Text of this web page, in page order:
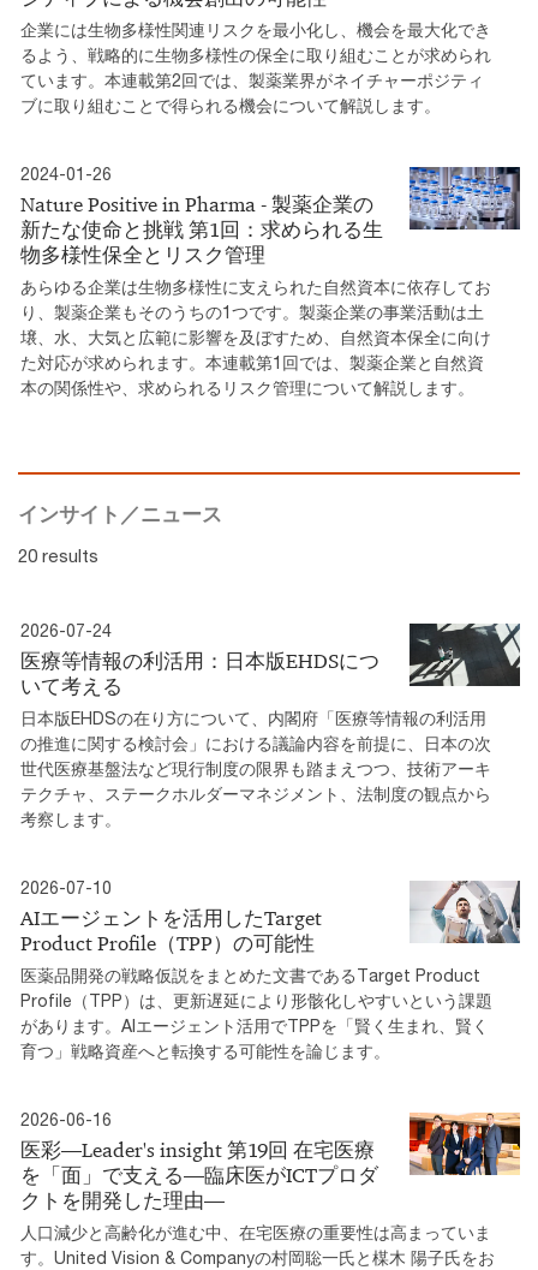
企業には生物多様性関連リスクを最小化し、機会を最大化でき
るよう、戦略的に生物多様性の保全に取り組むことが求められ
ています。本連載第2回では、製薬業界がネイチャーポジティ
ブに取り組むことで得られる機会について解説します。
2024-01-26
Nature Positive in Pharma - 製薬企業の
新たな使命と挑戦 第1回：求められる生
物多様性保全とリスク管理
あらゆる企業は生物多様性に支えられた自然資本に依存してお
り、製薬企業もそのうちの1つです。製薬企業の事業活動は土
壌、水、大気と広範に影響を及ぼすため、自然資本保全に向け
た対応が求められます。本連載第1回では、製薬企業と自然資
本の関係性や、求められるリスク管理について解説します。
インサイト／ニュース
20 results
2026-07-24
医療等情報の利活用：日本版EHDSにつ
いて考える
日本版EHDSの在り方について、内閣府「医療等情報の利活用
の推進に関する検討会」における議論内容を前提に、日本の次
世代医療基盤法など現行制度の限界も踏まえつつ、技術アーキ
テクチャ、ステークホルダーマネジメント、法制度の観点から
考察します。
2026-07-10
AIエージェントを活用したTarget
Product Profile（TPP）の可能性
医薬品開発の戦略仮説をまとめた文書であるTarget Product
Profile（TPP）は、更新遅延により形骸化しやすいという課題
があります。AIエージェント活用でTPPを「賢く生まれ、賢く
育つ」戦略資産へと転換する可能性を論じます。
2026-06-16
医彩―Leader's insight 第19回 在宅医療
を「面」で支える―臨床医がICTプロダ
クトを開発した理由―
人口減少と高齢化が進む中、在宅医療の重要性は高まっていま
す。United Vision & Companyの村岡聡一氏と楳木 陽子氏をお